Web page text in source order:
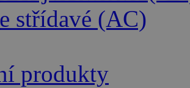
střídavé (AC)
produkty